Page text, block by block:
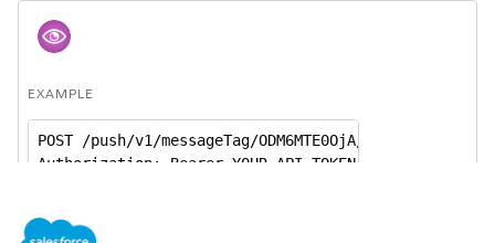
EXAMPLE
POST /push/v1/messageTag/ODM6MTE0OjA/send HTTP/1.1
Authorization: Bearer YOUR_API_TOKEN_VALUE
Connection: close